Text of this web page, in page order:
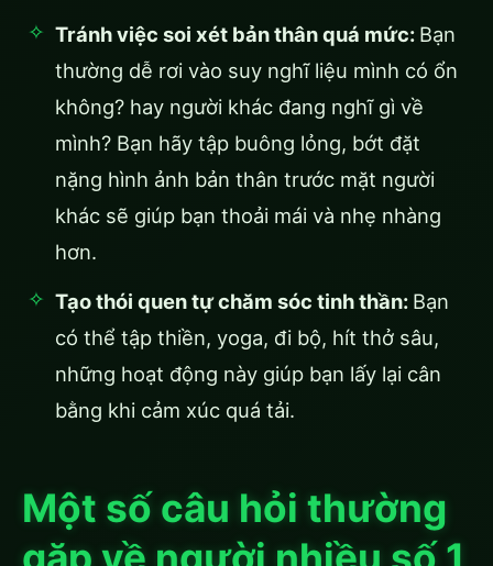
Tránh việc soi xét bản thân quá mức: Bạn
thường dễ rơi vào suy nghĩ liệu mình có ổn
không? hay người khác đang nghĩ gì về
mình? Bạn hãy tập buông lỏng, bớt đặt
nặng hình ảnh bản thân trước mặt người
khác sẽ giúp bạn thoải mái và nhẹ nhàng
hơn.
Tạo thói quen tự chăm sóc tinh thần: Bạn
có thể tập thiền, yoga, đi bộ, hít thở sâu,
những hoạt động này giúp bạn lấy lại cân
bằng khi cảm xúc quá tải.
Một số câu hỏi thường